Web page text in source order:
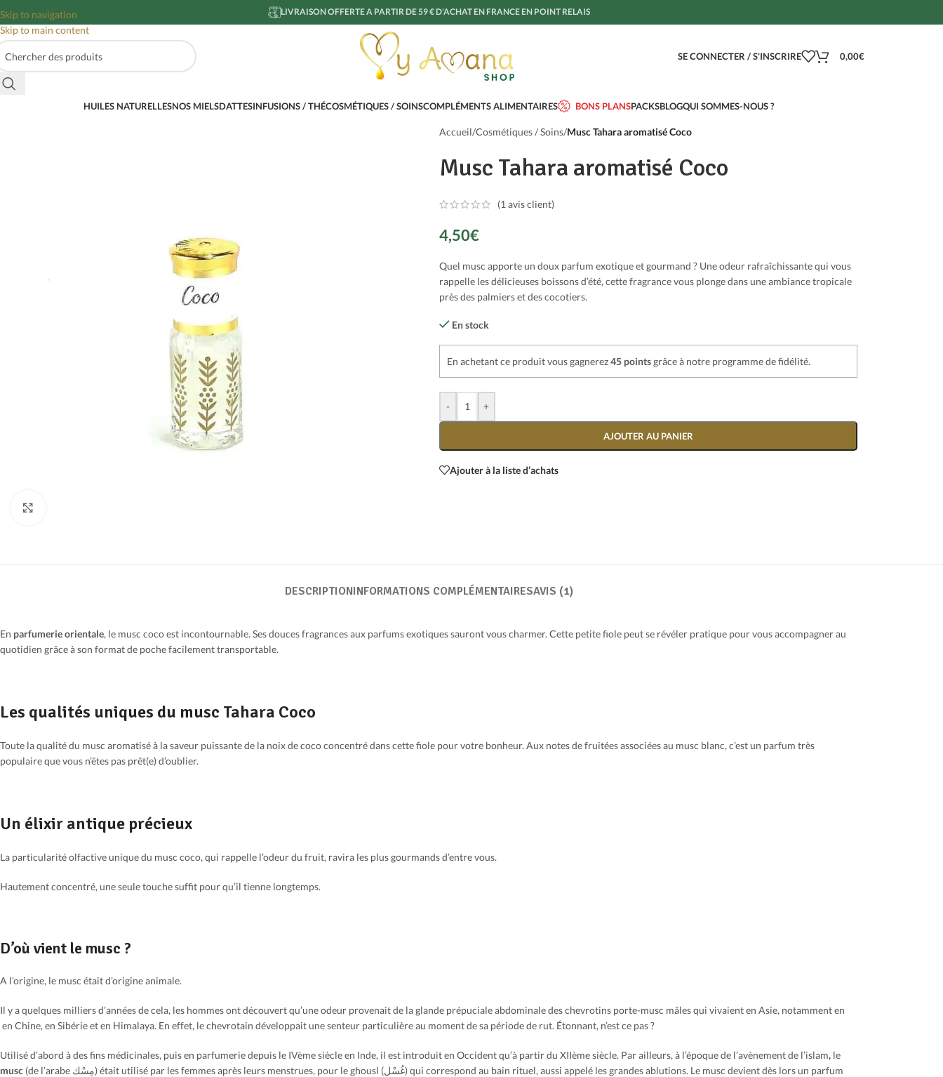
Skip to navigation
Skip to main content
LIVRAISON OFFERTE A PARTIR DE 59 € D'ACHAT EN FRANCE EN POINT RELAIS
SE CONNECTER / S'INSCRIRE 0,00€
HUILES NATURELLESNOS MIELSDATTESINFUSIONS / THÉCOSMÉTIQUES / SOINSCOMPLÉMENTS ALIMENTAIRES BONS PLANSPACKSBLOGQUI SOMMES-NOUS ?
Accueil/Cosmétiques / Soins/Musc Tahara aromatisé Coco
Musc Tahara aromatisé Coco
(1avis client)
4,50€
Quel musc apporte un doux parfum exotique et gourmand ? Une odeur rafraîchissante qui vous
rappelle les délicieuses boissons d’été, cette fragrance vous plonge dans une ambiance tropicale
près des palmiers et des cocotiers.
En stock
En achetant ce produit vous gagnerez45 pointsgrâce à notre programme de fidélité.
- +
AJOUTER AU PANIER
Ajouter à la liste d’achats
DESCRIPTIONINFORMATIONS COMPLÉMENTAIRESAVIS (1)
En parfumerie orientale, le musc coco est incontournable. Ses douces fragrances aux parfums exotiques sauront vous charmer. Cette petite fiole peut se révéler pratique pour vous accompagner au
quotidien grâce à son format de poche facilement transportable.
Les qualités uniques du musc Tahara Coco
Toute la qualité du musc aromatisé à la saveur puissante de la noix de coco concentré dans cette fiole pour votre bonheur. Aux notes de fruitées associées au musc blanc, c’est un parfum très
populaire que vous n’êtes pas prêt(e) d’oublier.
Un élixir antique précieux
La particularité olfactive unique du musc coco, qui rappelle l’odeur du fruit, ravira les plus gourmands d’entre vous.
Hautement concentré, une seule touche suffit pour qu’il tienne longtemps.
D’où vient le musc ?
A l’origine, le musc était d’origine animale.
Il y a quelques milliers d’années de cela, les hommes ont découvert qu’une odeur provenait de la glande prépuciale abdominale des chevrotins porte-musc mâles qui vivaient en Asie, notamment en
en Chine, en Sibérie et en Himalaya. En effet, le chevrotain développait une senteur particulière au moment de sa période de rut. Étonnant, n’est ce pas ?
Utilisé d’abord à des fins médicinales, puis en parfumerie depuis le IVème siècle en Inde, il est introduit en Occident qu’à partir du XIIème siècle. Par ailleurs, à l’époque de l’avènement de l’islam, le
musc (de l’arabe مِسْك) était utilisé par les femmes après leurs menstrues, pour le ghousl (غُسْل) qui correspond au bain rituel, aussi appelé les grandes ablutions. Le musc devient dès lors un parfum